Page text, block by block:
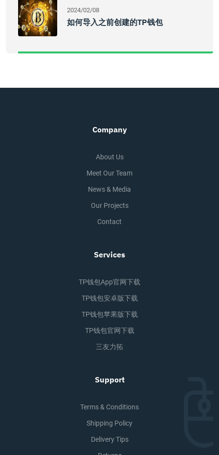
2024/02/08
如何导入之前创建的TP钱包
Company
About Us
Meet Our Team
News & Media
Our Projects
Contact
Services
TP钱包app官网下载
TP钱包安卓版下载
TP钱包苹果版下载
TP钱包官网下载
三友力拓
Support
Terms & Conditions
Shipping Policy
Delivery Tips